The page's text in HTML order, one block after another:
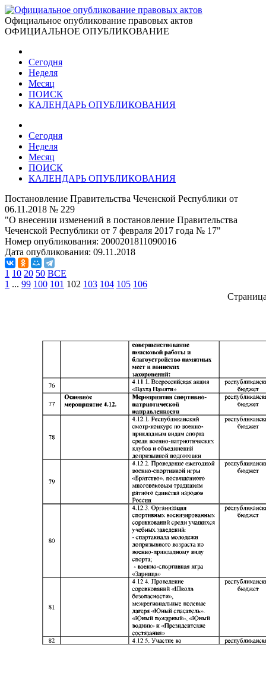
Официальное опубликование правовых актов
ОФИЦИАЛЬНОЕ ОПУБЛИКОВАНИЕ
Сегодня
Неделя
Месяц
ПОИСК
КАЛЕНДАРЬ ОПУБЛИКОВАНИЯ
Сегодня
Неделя
Месяц
ПОИСК
КАЛЕНДАРЬ ОПУБЛИКОВАНИЯ
Постановление Правительства Чеченской Республики от
06.11.2018 № 229
"О внесении изменений в постановление Правительства
Чеченской Республики от 7 февраля 2017 года № 17"
Номер опубликования: 2000201811090016
Дата опубликования: 09.11.2018
1 10 20 50 ВСЕ
1 ... 99 100 101 102 103 104 105 106